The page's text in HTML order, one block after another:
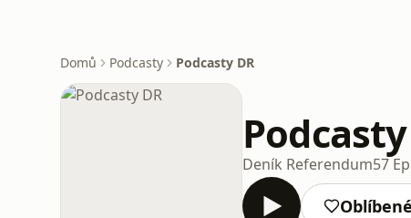
Domů Podcasty Podcasty DR
Deník Referendum57
Oblíbené